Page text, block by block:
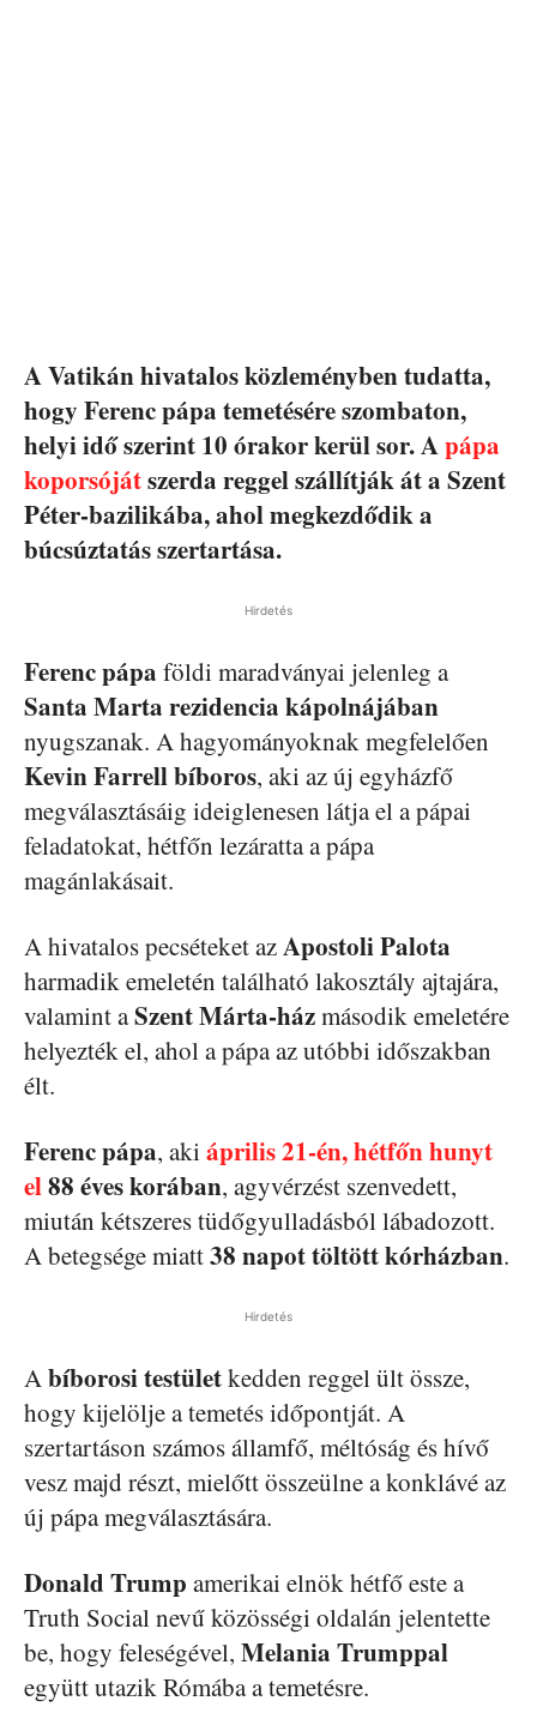
A Vatikán hivatalos közleményben tudatta,
hogy Ferenc pápa temetésére szombaton,
helyi idő szerint 10 órakor kerül sor. Apápa
koporsójátszerda reggel szállítják át a Szent
Péter-bazilikába, ahol megkezdődik a
búcsúztatás szertartása.
Hirdetés
Ferenc pápa földi maradványai jelenleg a
Santa Marta rezidencia kápolnájában
nyugszanak. A hagyományoknak megfelelően
Kevin Farrell bíboros, aki az új egyházfő
megválasztásáig ideiglenesen látja el a pápai
feladatokat, hétfőn lezáratta a pápa
magánlakásait.
A hivatalos pecséteket azApostoli Palota
harmadik emeletén található lakosztály ajtajára,
valamint aSzent Márta-házmásodik emeletére
helyezték el, ahol a pápa az utóbbi időszakban
élt.
Ferenc pápa, aki április 21-én, hétfőn hunyt
el88 éves korában, agyvérzést szenvedett,
miután kétszeres tüdőgyulladásból lábadozott.
A betegsége miatt38 napot töltött kórházban.
Hirdetés
Abíborosi testületkedden reggel ült össze,
hogy kijelölje a temetés időpontját. A
szertartáson számos államfő, méltóság és hívő
vesz majd részt, mielőtt összeülne a konklávé az
új pápa megválasztására.
Donald Trump amerikai elnök hétfő este a
Truth Social nevű közösségi oldalán jelentette
be, hogy feleségével, Melania Trumppal
együtt utazik Rómába a temetésre.